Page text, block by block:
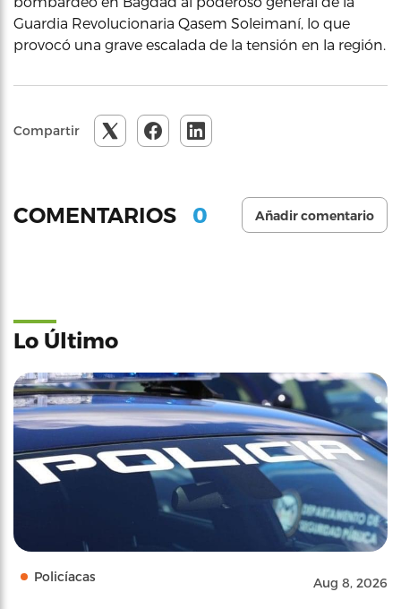
Guardia Revolucionaria Qasem Soleimaní, lo que
provocó una grave escalada de la tensión en la región.
Compartir
COMENTARIOS 0 Añadir comentario
Lo Último
Policíacas Aug 8, 2026